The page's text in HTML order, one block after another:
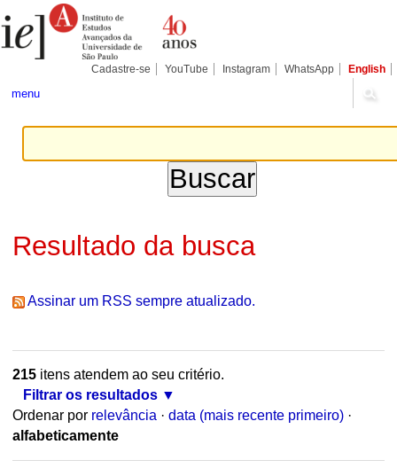
para
conteúdo.
Pessoais
Cadastre-se YouTube Instagram WhatsApp English
menu
Resultado da busca
Assinar um RSS sempre atualizado.
215itens atendem ao seu critério.
Filtrar os resultados
Ordenar por relevância · data (mais recente primeiro) ·
alfabeticamente